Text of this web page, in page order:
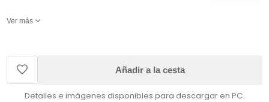
Ver más
Añadir a la cesta
Detalles e imágenes disponibles para descargar en PC.